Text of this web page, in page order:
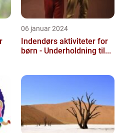
06 januar 2024
Indendørs aktiviteter for
børn - Underholdning til...